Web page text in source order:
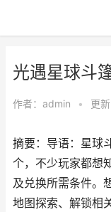
光遇星球斗
作者： admin • 更
摘要：导语：星球
个，不少玩家都想
及兑换所需条件。
地图探索、解锁相